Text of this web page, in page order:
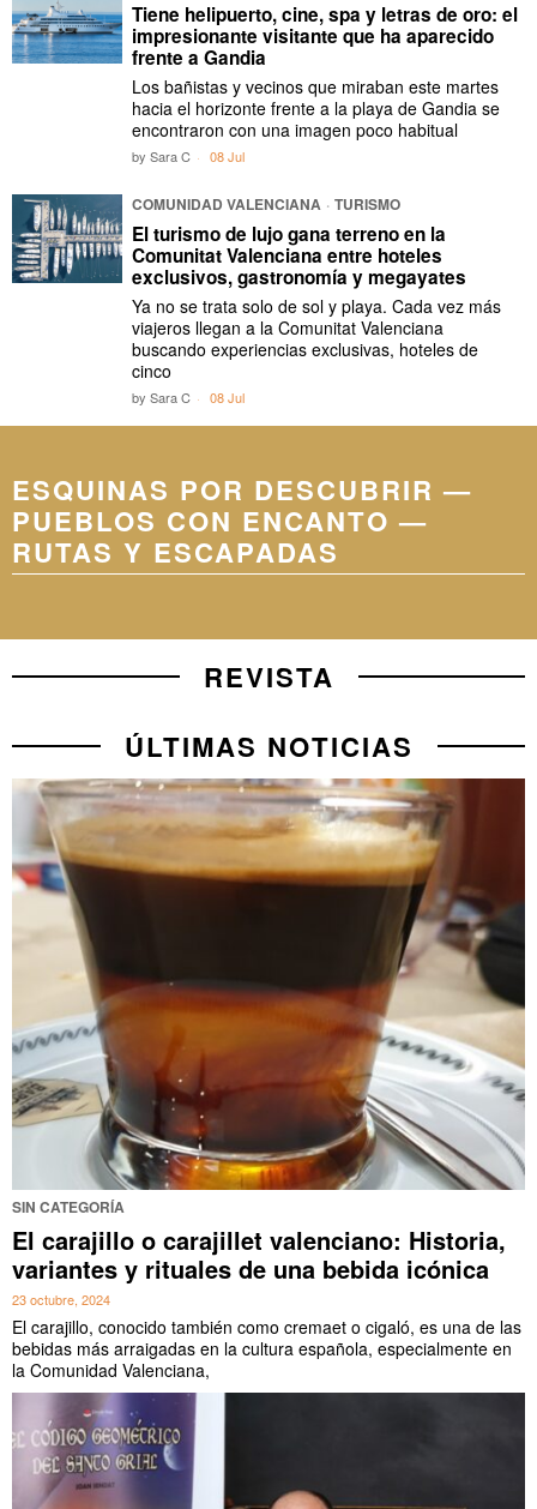
Tiene helipuerto, cine, spa y letras de oro: el
impresionante visitante que ha aparecido
frente a Gandia
Los bañistas y vecinos que miraban este martes
hacia el horizonte frente a la playa de Gandia se
encontraron con una imagen poco habitual
by Sara C 08 Jul
COMUNIDAD VALENCIANA · TURISMO
El turismo de lujo gana terreno en la
Comunitat Valenciana entre hoteles
exclusivos, gastronomía y megayates
Ya no se trata solo de sol y playa. Cada vez más
viajeros llegan a la Comunitat Valenciana
buscando experiencias exclusivas, hoteles de
cinco
by Sara C 08 Jul
ESQUINAS POR DESCUBRIR —
PUEBLOS CON ENCANTO —
RUTAS Y ESCAPADAS
REVISTA
ÚLTIMAS NOTICIAS
SIN CATEGORÍA
El carajillo o carajillet valenciano: Historia,
variantes y rituales de una bebida icónica
23 octubre, 2024
El carajillo, conocido también como cremaet o cigaló, es una de las
bebidas más arraigadas en la cultura española, especialmente en
la Comunidad Valenciana,